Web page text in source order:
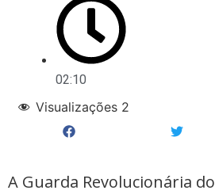
02:10
Visualizações 2
A Guarda Revolucionária do